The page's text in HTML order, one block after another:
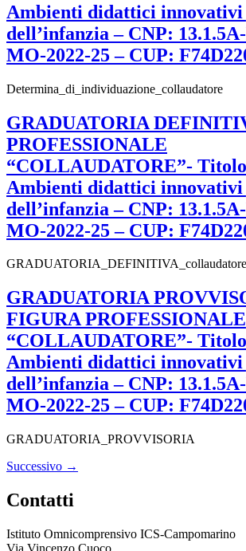
Ambienti didattici innovativi
dell’infanzia – CNP:
MO-2022-25 – CUP:
Determina_di_individuazione_collaudatore
GRADUATORIA DEFINITIVA FIGURA
PROFESSIONALE
“COLLAUDATORE”-
Ambienti didattici innovativi
dell’infanzia – CNP:
MO-2022-25 – CUP:
GRADUATORIA_DEFINITIVA_collaudatore
GRADUATORIA PROVVISORIA
FIGURA PROFESSIONALE
“COLLAUDATORE”-
Ambienti didattici innovativi
dell’infanzia – CNP:
MO-2022-25 – CUP:
GRADUATORIA_PROVVISORIA
Successivo →
contatti
Istituto Omnicomprensivo ICS-Campomarino
Via Vincenzo Cuoco